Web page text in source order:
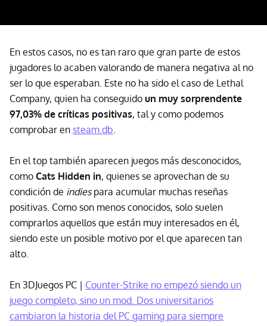
En estos casos, no es tan raro que gran parte de estos
jugadores lo acaben valorando de manera negativa al no
ser lo que esperaban. Este no ha sido el caso de Lethal
Company, quien ha conseguido un muy sorprendente
97,03% de críticas positivas, tal y como podemos
comprobar en steam.db.
En el top también aparecen juegos más desconocidos,
como Cats Hidden in, quienes se aprovechan de su
condición de indiespara acumular muchas reseñas
positivas. Como son menos conocidos, solo suelen
comprarlos aquellos que están muy interesados en él,
siendo este un posible motivo por el que aparecen tan
alto.
En 3DJuegos PC | Counter-Strike no empezó siendo un
juego completo, sino un mod. Dos universitarios
cambiaron la historia del PC gaming para siempre